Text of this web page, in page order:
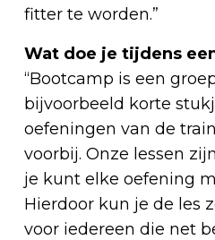
fitter te worden.”
Wat doe je tijdens
“Bootcamp is een
bijvoorbeeld korte
oefeningen van de
voorbij. Onze lessen
je kunt elke oefening
Hierdoor kun je de les
voor iedereen die net